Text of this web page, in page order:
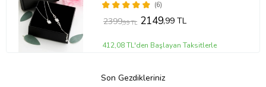
(6)
2399,99 TL 2149,99 TL
412,08 TL'den Başlayan Taksitlerle
Son Gezdikleriniz